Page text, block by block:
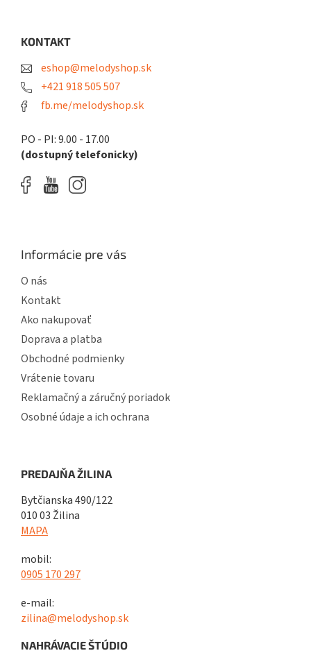
KONTAKT
eshop@melodyshop.sk
+421 918 505 507
fb.me/melodyshop.sk
PO - PI: 9.00 - 17.00
(dostupný telefonicky)
Informácie pre vás
O nás
Kontakt
Ako nakupovať
Doprava a platba
Obchodné podmienky
Vrátenie tovaru
Reklamačný a záručný poriadok
Osobné údaje a ich ochrana
PREDAJŇA ŽILINA
Bytčianska 490/122
010 03 Žilina
MAPA
mobil:
0905 170 297
e-mail:
zilina@melodyshop.sk
NAHRÁVACIE ŠTÚDIO